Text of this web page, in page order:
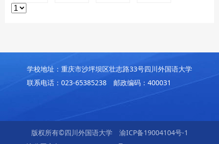
学校地址：重庆市沙坪坝区壮志路33号四川外国语大学
联系电话：023-65385238 邮政编码：400031
版权所有©四川外国语大学
渝ICP备19004104号-1